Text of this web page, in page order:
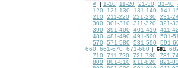
< [ 1-10 11-20 21-30 31-40
120
121-130 131-140 141-
210
211-220 221-230 231-
300
301-310 311-320 321-
390
391-400 401-410 411-
480
481-490 491-500 501-
570
571-580 581-590 591-
660
661-670 671-680 ] 681
710
711-720 721-730 731-
800
801-810 811-820 821-